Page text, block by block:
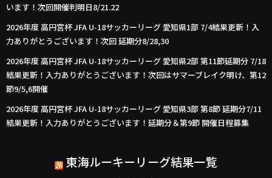
います！次回開催判明日8/21.22
2026年度 高円宮杯 JFA U-18サッカーリーグ 愛知県1部 7/4結果更新！入
力ありがとうございます！次回 延期分8/28,30
2026年度 高円宮杯 JFA U-18サッカーリーグ 愛知県2部 第11節延期分 7/18
結果更新！入力ありがとうございます！次回はサマーブレイク明け、第12
節9/5,6開催
2026年度 高円宮杯 JFA U-18サッカーリーグ 愛知県3部 第8節 延期分7/11
結果更新！入力ありがとうございます！延期分＆第9節 開催日程募集
東海ルーキーリーグ結果一覧